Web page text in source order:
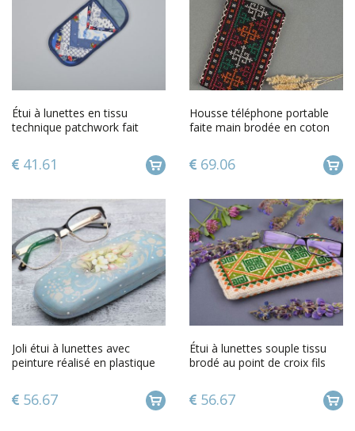
Étui à lunettes en tissu
technique patchwork fait
41.61
Housse téléphone portable
faite main brodée en coton
69.06
Joli étui à lunettes avec
peinture réalisé en plastique
56.67
Étui à lunettes souple tissu
brodé au point de croix fils
56.67